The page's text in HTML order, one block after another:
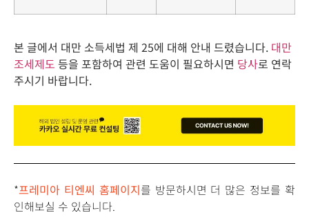
본 글에서 대만 소득세법 제 25에 대해 안내 드렸습니다. 대만
조세제도 등을 포함하여 관련 도움이 필요하시면 당사로 연락
주시기 바랍니다.
*프레미아 티엔씨 홈페이지를 방문하시면 더 많은 정보를 확
인해보실 수 있습니다.